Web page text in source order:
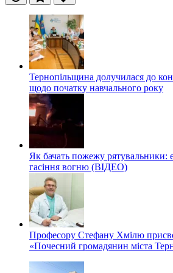
ОстанніПопулярні
Теги
Тернопільщина долучилася до
щодо початку навчального року
Як бачать пожежу рятувальники:
гасіння вогню (ВІДЕО)
Професору Стефану Хмілю
«Почесний громадянин міста